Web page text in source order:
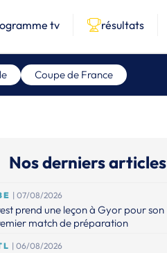
tv résultats
Coupe de France
Nos derniers articles
| 07/08/2026
prend une leçon à Gyor pour son
match de préparation
| 06/08/2026